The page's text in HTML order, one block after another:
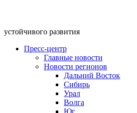
устойчивого развития
Пресс-центр
Главные новости
Новости регионов
Дальний Восток
Сибирь
Урал
Волга
Юг